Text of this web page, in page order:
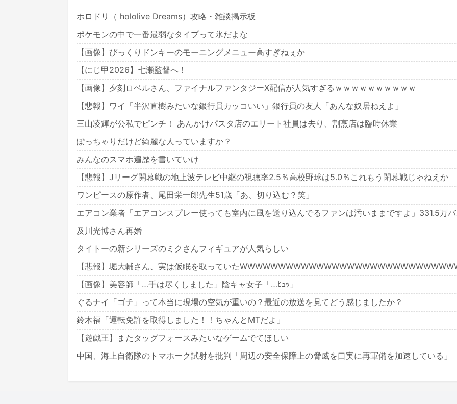
ホロドリ（ hololive Dreams）攻略・雑談掲示板
ポケモンの中で一番最弱なタイプって氷だよな
【画像】びっくりドンキーのモーニングメニュー高すぎねぇか
【にじ甲2026】七瀬監督へ！
【画像】夕刻ロベルさん、ファイナルファンタジーX配信が人気すぎるｗｗｗｗｗｗｗｗｗｗ
【悲報】ワイ「半沢直樹みたいな銀行員カッコいい」銀行員の友人「あんな奴居ねえよ」
三山凌輝が公私でピンチ！ あんかけパスタ店のエリート社員は去り、割烹店は臨時休業
ぽっちゃりだけど綺麗な人っていますか？
みんなのスマホ遍歴を書いていけ
【悲報】Jリーグ開幕戦の地上波テレビ中継の視聴率2.5％高校野球は5.0％これもう閉幕戦じゃねえか
ワンピースの原作者、尾田栄一郎先生51歳「あ、切り込む？笑」
エアコン業者「エアコンスプレー使っても室内に風を送り込んでるファンは汚いままですよ」331.5万
及川光博さん再婚
タイトーの新シリーズのミクさんフィギュアが人気らしい
【悲報】堀大輔さん、実は仮眠を取っていた
【画像】美容師「…手は尽くしました」陰キャ女子「…ﾋｭｯ」
ぐるナイ「ゴチ」って本当に現場の空気が重いの？最近の放送を見てどう感じましたか？
鈴木福「運転免許を取得しました！！ちゃんとMTだよ」
【遊戯王】またタッグフォースみたいなゲームでてほしい
中国、海上自衛隊のトマホーク試射を批判「周辺の安全保障上の脅威を口実に再軍備を加速している」